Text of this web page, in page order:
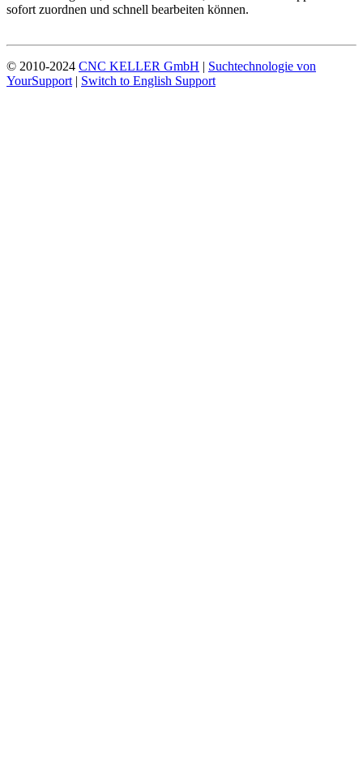
sofort zuordnen und schnell bearbeiten können.
© 2010-2024 CNC KELLER GmbH | Suchtechnologie von
YourSupport | Switch to English Support